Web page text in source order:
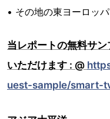
• その地の東ヨーロッパ
当レポートの無料サ
いただけます : @
uest-sample/smart-